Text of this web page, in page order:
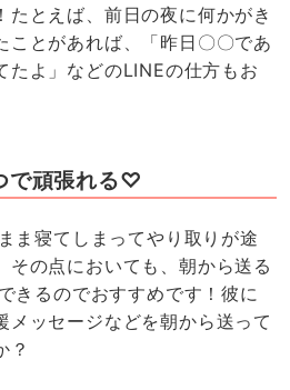
たとえば、前日の夜に何かがき
ことがあれば、「昨日〇〇であ
たよ」などのLINEの仕方もお
で頑張れる♡
ま寝てしまってやり取りが途
その点においても、朝から送る
きるのでおすすめです！彼に
メッセージなどを朝から送って
？